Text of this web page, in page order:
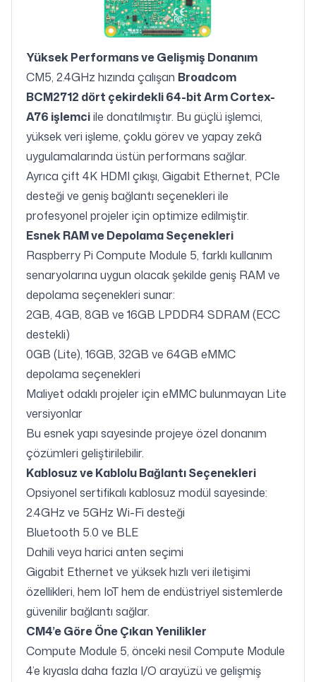
Yüksek Performans ve Gelişmiş Donanım
CM5, 2.4GHz hızında çalışan Broadcom
BCM2712 dört çekirdekli 64-bit Arm Cortex-
A76 işlemciile donatılmıştır. Bu güçlü işlemci,
yüksek veri işleme, çoklu görev ve yapay zekâ
uygulamalarında üstün performans sağlar.
Ayrıca çift 4K HDMI çıkışı, Gigabit Ethernet, PCIe
desteği ve geniş bağlantı seçenekleri ile
profesyonel projeler için optimize edilmiştir.
Esnek RAM ve Depolama Seçenekleri
Raspberry Pi Compute Module 5, farklı kullanım
senaryolarına uygun olacak şekilde geniş RAM ve
depolama seçenekleri sunar:
2GB, 4GB, 8GB ve 16GB LPDDR4 SDRAM (ECC
destekli)
0GB (Lite), 16GB, 32GB ve 64GB eMMC
depolama seçenekleri
Maliyet odaklı projeler için eMMC bulunmayan Lite
versiyonlar
Bu esnek yapı sayesinde projeye özel donanım
çözümleri geliştirilebilir.
Kablosuz ve Kablolu Bağlantı Seçenekleri
Opsiyonel sertifikalı kablosuz modül sayesinde:
2.4GHz ve 5GHz Wi-Fi desteği
Bluetooth 5.0 ve BLE
Dahili veya harici anten seçimi
Gigabit Ethernet ve yüksek hızlı veri iletişimi
özellikleri, hem IoT hem de endüstriyel sistemlerde
güvenilir bağlantı sağlar.
CM4’e Göre Öne Çıkan Yenilikler
Compute Module 5, önceki nesil Compute Module
4’e kıyasla daha fazla I/O arayüzü ve gelişmiş